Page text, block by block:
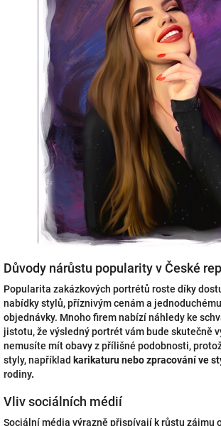
Důvody nárůstu popularity v České
Popularita zakázkových portrétů roste díky
nabídky stylů, příznivým cenám a
objednávky. Mnoho firem nabízí náhledy ke
jistotu, že výsledný portrét vám bude skutečně
nemusíte mít obavy z přílišné podobnosti,
styly, například karikaturu nebo zpracování ve
rodiny.
Vliv sociálních médií
Sociální média výrazně přispívají k růstu zájmu